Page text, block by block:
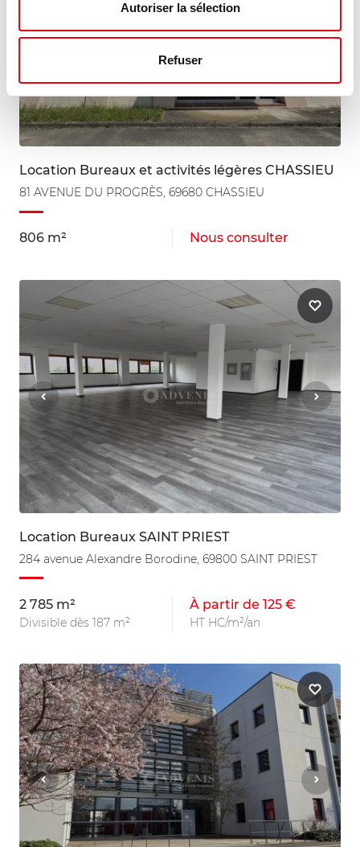
Autoriser la sélection
Refuser
Location Bureaux et activités légères CHASSIEU
81 AVENUE DU PROGRÈS, 69680 CHASSIEU
806 m² Nous consulter
Location Bureaux SAINT PRIEST
284 avenue Alexandre Borodine, 69800 SAINT PRIEST
2 785 m²
Divisible dès 187 m²
À partir de 125 €
HT HC/m²/an